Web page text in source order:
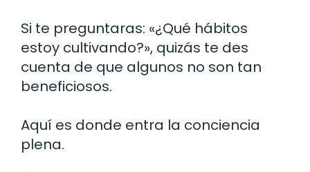
Si te preguntaras: «¿Qué hábitos
estoy cultivando?», quizás te des
cuenta de que algunos no son tan
beneficiosos.
Aquí es donde entra la conciencia
plena.